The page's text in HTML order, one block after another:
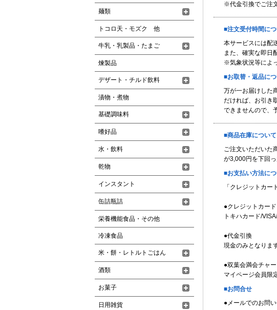
※代金引換でご注
■注文受付時間に
本サービスには配
また、確実な即日
※気象状況等によ
■お取替・返品に
万が一お届けした
だければ、お引き
できませんので、
■商品在庫について
ご注文いただいた
が3,000円を下回
■お支払い方法に
「クレジットカ
●クレジットカード
トキハカード/
●代金引換
現金のみとなりま
●双葉会満会チャ
マイページ会員限
■お問合せ
●メールでのお問
麺類
トコロ天・モズク 他
牛乳・乳製品・たまご
煉製品
デザート・チルド飲料
漬物・煮物
基礎調味料
嗜好品
水・飲料
乾物
インスタント
缶詰瓶詰
栄養機能食品・その他
冷凍食品
米・餅・レトルトごはん
酒類
お菓子
日用雑貨